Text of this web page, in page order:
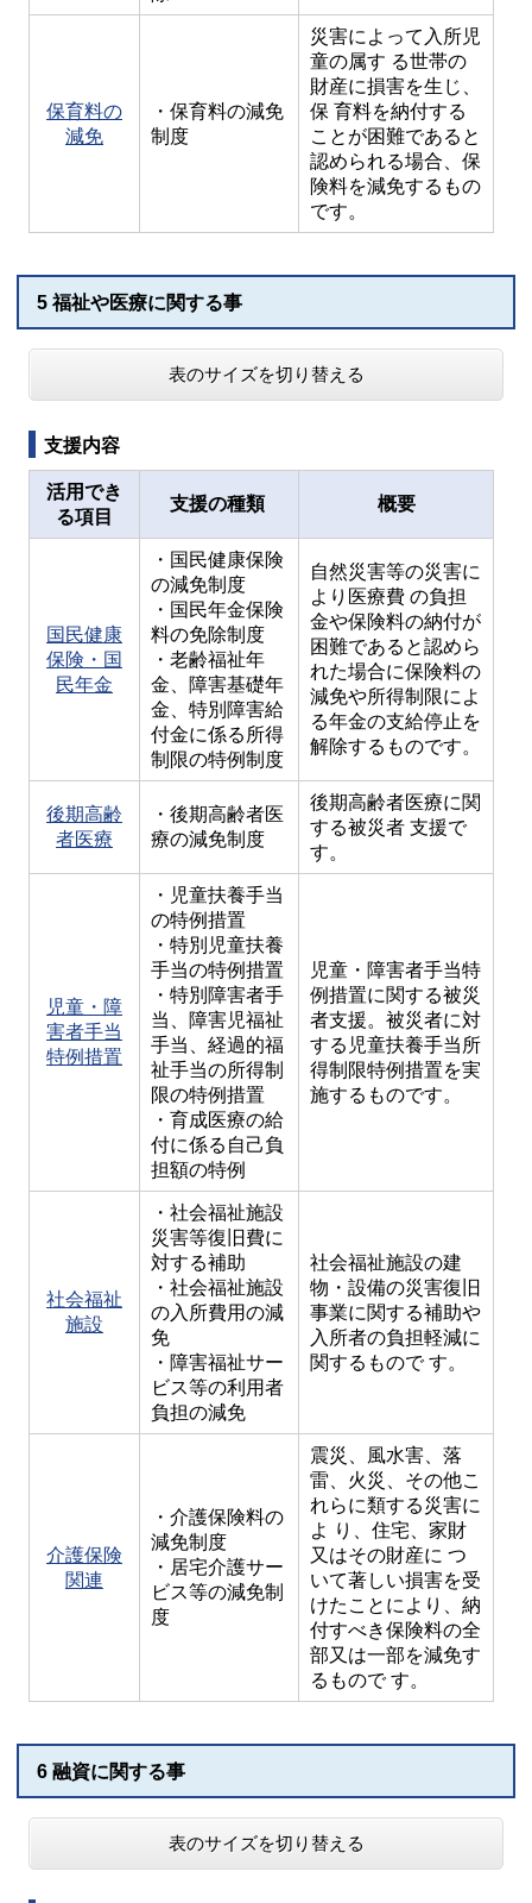
保育料の
減免
・保育料の減免
制度
災害によって入所児
童の属す る世帯の
財産に損害を生じ、
保 育料を納付する
ことが困難であると
認められる場合、保
険料を減免するもの
です。
5 福祉や医療に関する事
表のサイズを切り替える
支援内容
活用でき
る項目
支援の種類 概要
国民健康
保険・国
民年金
・国民健康保険
の減免制度
・国民年金保険
料の免除制度
・老齢福祉年
金、障害基礎年
金、特別障害給
付金に係る所得
制限の特例制度
自然災害等の災害に
より医療費 の負担
金や保険料の納付が
困難であると認めら
れた場合に保険料の
減免や所得制限によ
る年金の支給停止を
解除するものです。
後期高齢
者医療
・後期高齢者医
療の減免制度
後期高齢者医療に関
する被災者 支援で
す。
児童・障
害者手当
特例措置
・児童扶養手当
の特例措置
・特別児童扶養
手当の特例措置
・特別障害者手
当、障害児福祉
手当、経過的福
祉手当の所得制
限の特例措置
・育成医療の給
付に係る自己負
担額の特例
児童・障害者手当特
例措置に関する被災
者支援。被災者に対
する児童扶養手当所
得制限特例措置を実
施するものです。
社会福祉
施設
・社会福祉施設
災害等復旧費に
対する補助
・社会福祉施設
の入所費用の減
免
・障害福祉サー
ビス等の利用者
負担の減免
社会福祉施設の建
物・設備の災害復旧
事業に関する補助や
入所者の負担軽減に
関するもので す。
介護保険
関連
・介護保険料の
減免制度
・居宅介護サー
ビス等の減免制
度
震災、風水害、落
雷、火災、その他こ
れらに類する災害に
よ り、住宅、家財
又はその財産に つ
いて著しい損害を受
けたことにより、納
付すべき保険料の全
部又は一部を減免す
るもので す。
6 融資に関する事
表のサイズを切り替える